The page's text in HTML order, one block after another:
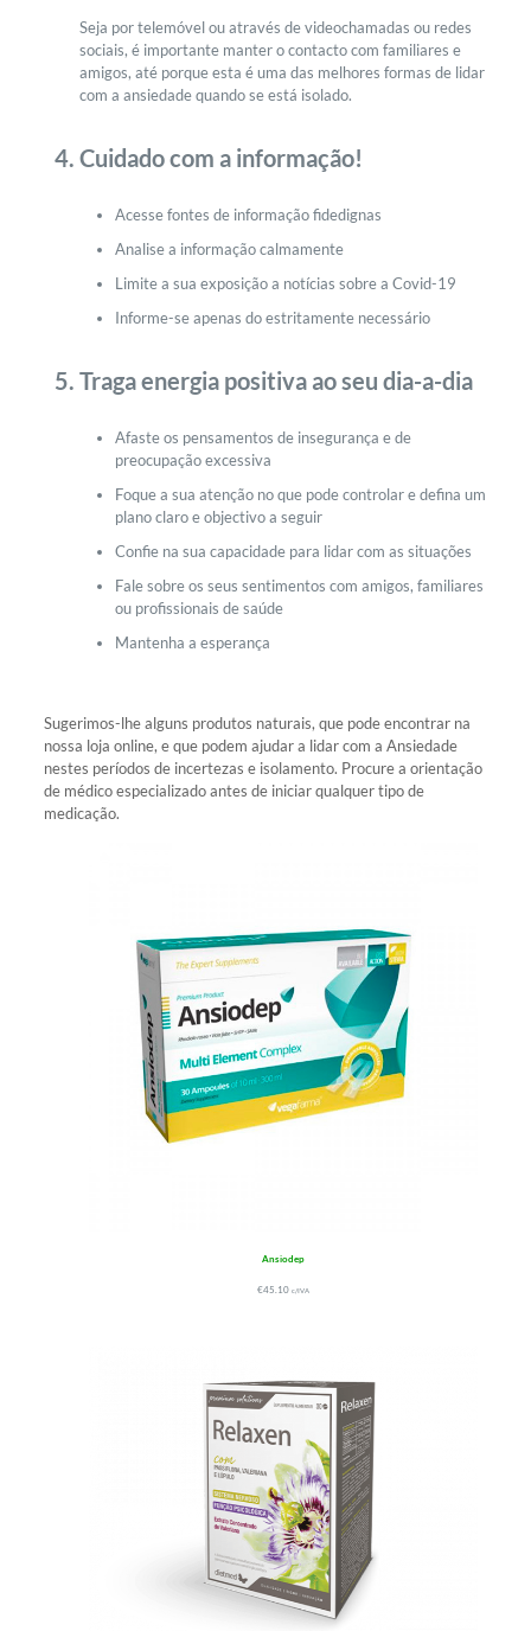
Seja por telemóvel ou através de videochamadas ou redes
sociais, é importante manter o contacto com familiares e
amigos, até porque esta é uma das melhores formas de lidar
com a ansiedade quando se está isolado.
Cuidado com a informação!
Acesse fontes de informação fidedignas
Analise a informação calmamente
Limite a sua exposição a notícias sobre a Covid-19
Informe-se apenas do estritamente necessário
Traga energia positiva ao seu dia-a-dia
Afaste os pensamentos de insegurança e de
preocupação excessiva
Foque a sua atenção no que pode controlar e defina um
plano claro e objectivo a seguir
Confie na sua capacidade para lidar com as situações
Fale sobre os seus sentimentos com amigos, familiares
ou profissionais de saúde
Mantenha a esperança
Sugerimos-lhe alguns produtos naturais, que pode encontrar na
nossa loja online, e que podem ajudar a lidar com a Ansiedade
nestes períodos de incertezas e isolamento. Procure a orientação
de médico especializado antes de iniciar qualquer tipo de
medicação.
Ansiodep
€45.10 c/IVA